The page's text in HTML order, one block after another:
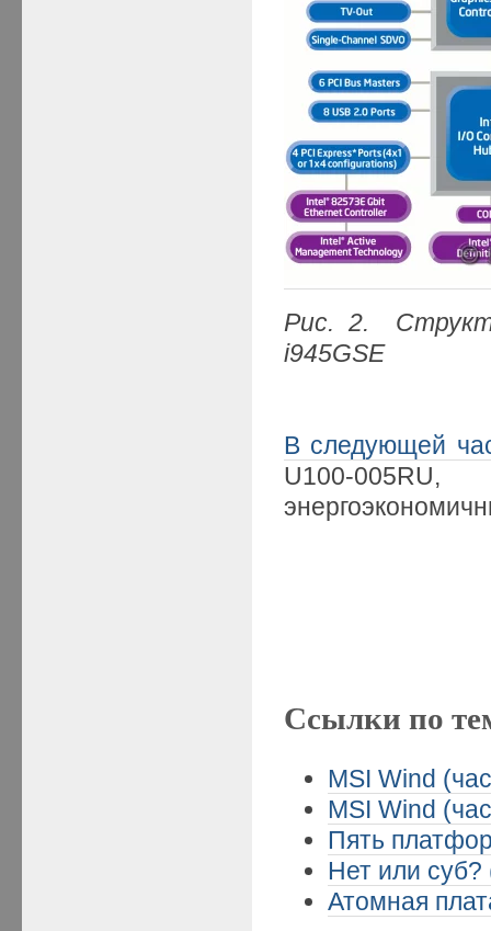
Рис. 2.
i945GSE
В следующей
U100-
Ссылки по
MSI Wind
MSI Wind
Пять
Нет или суб?
Атомная